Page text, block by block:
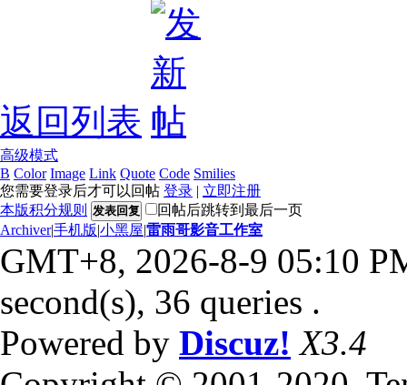
返回列表
高级模式
B Color Image Link Quote Code Smilies
您需要登录后才可以回帖 登录 | 立即注册
本版积分规则
发表回复
回帖后跳转到最后一页
Archiver|手机版|小黑屋|雷雨哥影音工作室
GMT+8, 2026-8-9 05:10
second(s), 36 queries .
Powered by Discuz! X3.4